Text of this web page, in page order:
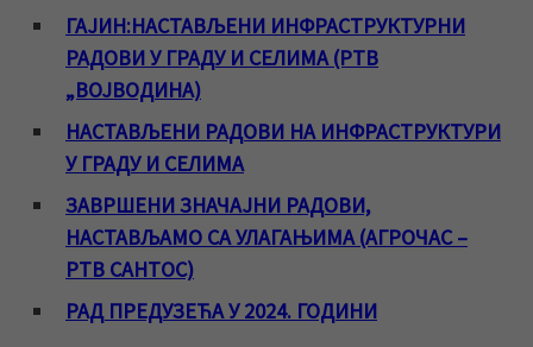
ГАЈИН:НАСТАВЉЕНИ ИНФРАСТРУКТУРНИ
РАДОВИ У ГРАДУ И СЕЛИМА (РТВ
„ВОЈВОДИНА)
НАСТАВЉЕНИ РАДОВИ НА ИНФРАСТРУКТУРИ
У ГРАДУ И СЕЛИМА
ЗАВРШЕНИ ЗНАЧАЈНИ РАДОВИ,
НАСТАВЉАМО СА УЛАГАЊИМА (АГРОЧАС –
РТВ САНТОС)
РАД ПРЕДУЗЕЋА У 2024. ГОДИНИ